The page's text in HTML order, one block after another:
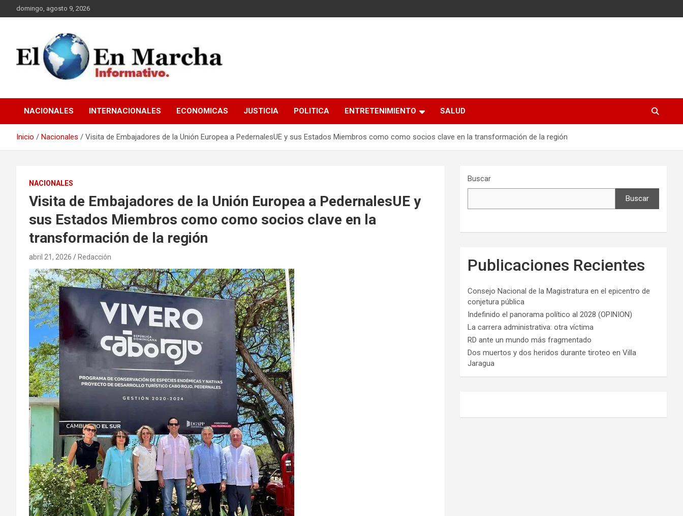
al
domingo, agosto 9, 2026
elmundoenmarcha.net
NACIONALES INTERNACIONALES ECONOMICAS JUSTICIA POLITICA ENTRETENIMIENTO SALUD
Inicio Nacionales Visita de Embajadores de la Unión Europea a PedernalesUE y sus Estados Miembros como como socios clave en la transformación de la región
NACIONALES
Visita de Embajadores de la Unión Europea a PedernalesUE y
sus Estados Miembros como como socios clave en la
transformación de la región
abril 21, 2026 Redacción
Buscar
Buscar
Publicaciones Recientes
Consejo Nacional de la Magistratura en el epicentro de
conjetura pública
Indefinido el panorama político al 2028 (OPINION)
La carrera administrativa: otra víctima
RD ante un mundo más fragmentado
Dos muertos y dos heridos durante tiroteo en Villa
Jaragua